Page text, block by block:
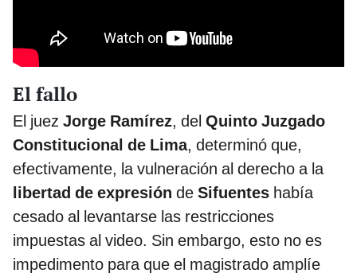
El fallo
El juez Jorge Ramírez, del Quinto Juzgado
Constitucional de Lima, determinó que,
efectivamente, la vulneración al derecho a la
libertad de expresión de Sifuentes había
cesado al levantarse las restricciones
impuestas al video. Sin embargo, esto no es
impedimento para que el magistrado amplíe